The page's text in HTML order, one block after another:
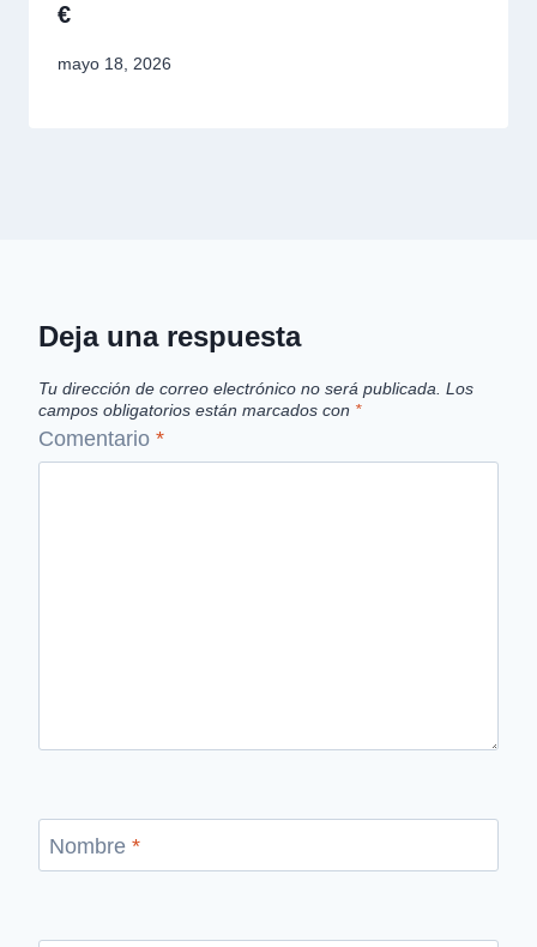
€
mayo 18, 2026
Deja una respuesta
Tu dirección de correo electrónico no será publicada. Los
campos obligatorios están marcados con *
Comentario *
Nombre *